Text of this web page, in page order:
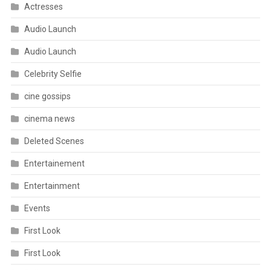
Actresses
Audio Launch
Audio Launch
Celebrity Selfie
cine gossips
cinema news
Deleted Scenes
Entertainement
Entertainment
Events
First Look
First Look